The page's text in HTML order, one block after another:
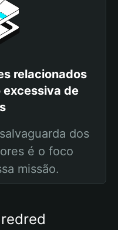
relacionados
de
dos
é o foco
missão.